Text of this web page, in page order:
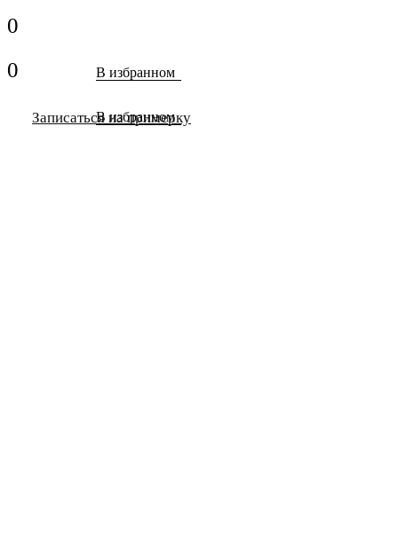
0
В избранном
0
В избранном
Записаться на примерку